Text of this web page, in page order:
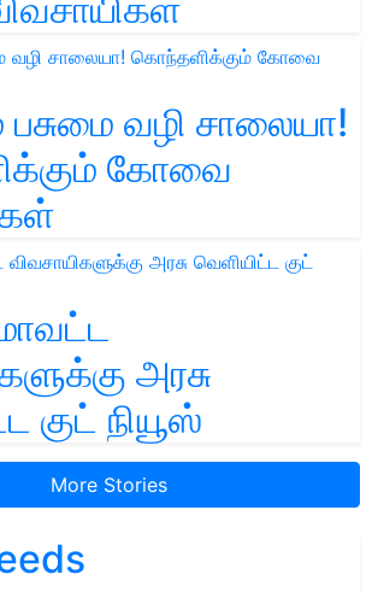
பசுமை வழி சாலையா!
கோவை
அரசு
குட் நியூஸ்
More Stories